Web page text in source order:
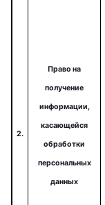
2.
Право на
получение
информации,
касающейся
обработки
персональных
данных